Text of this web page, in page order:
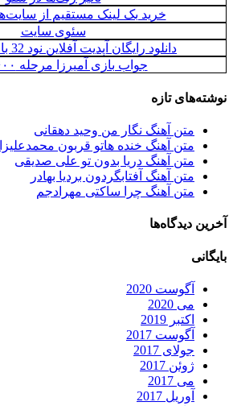
خرید بک لینک مستقیم از
سئوی سایت
دانلود رایگان آپدیت آفلاین نود 32 با لینک مستقیم
جواب بازی آمیرزا مرحله ۶۰۰ تا ۶۹۹
نوشته‌های تازه
متن آهنگ نگار من وحید دهقانی
متن آهنگ خنده هاتو قربون
متن آهنگ دریا بدون تو علی صدیقی
متن آهنگ آفتابگردون بردیا بهادر
متن آهنگ چرا ساکتی مهرادجم
آخرین دیدگاه‌ها
بایگانی
آگوست 2020
می 2020
اکتبر 2019
آگوست 2017
جولای 2017
ژوئن 2017
می 2017
آوریل 2017